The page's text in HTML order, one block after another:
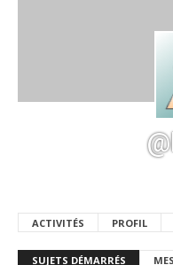
ACTIVITÉS PROFIL
SUJETS DÉMARRÉS